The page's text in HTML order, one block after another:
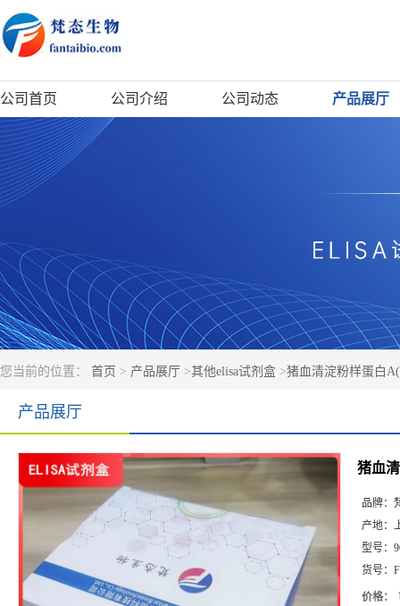
公司首页 公司介绍 公司动态 产品展厅
您当前的位置： 首页 > 产品展厅 >其他elisa试剂盒 >猪血清淀粉样蛋白
产品展厅
猪血
品牌：
产地：
型号：
货号：
价格：